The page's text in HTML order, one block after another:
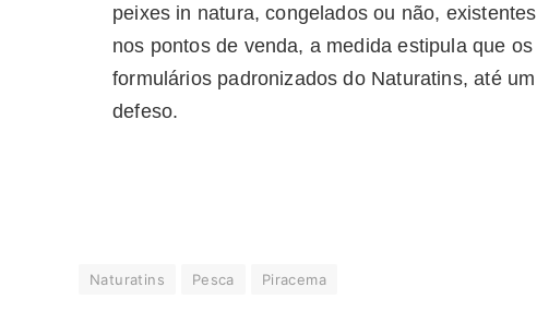
peixes in natura, congelados ou não,
nos pontos de venda, a medida estipula que
formulários padronizados do Naturatins, até
defeso.
Naturatins Pesca Piracema